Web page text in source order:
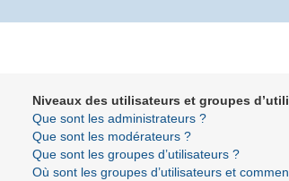
Niveaux des utilisateurs et groupes
Que sont les administrateurs ?
Que sont les modérateurs ?
Que sont les groupes d’utilisateurs ?
Où sont les groupes d’utilisateurs et